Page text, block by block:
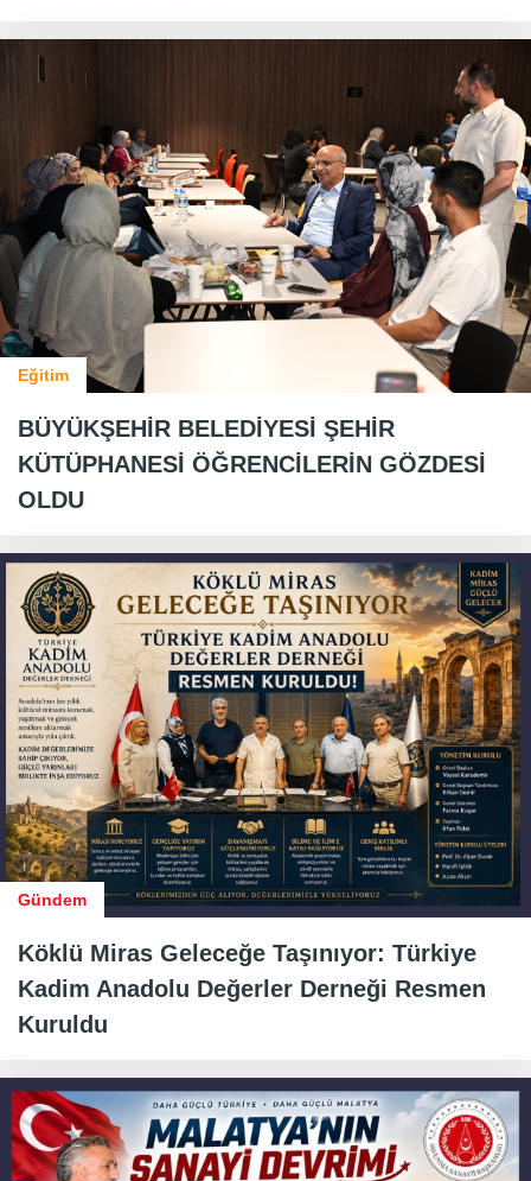
Eğitim
BÜYÜKŞEHİR BELEDİYESİ ŞEHİR
KÜTÜPHANESİ ÖĞRENCİLERİN GÖZDESİ
OLDU
Gündem
Köklü Miras Geleceğe Taşınıyor: Türkiye
Kadim Anadolu Değerler Derneği Resmen
Kuruldu